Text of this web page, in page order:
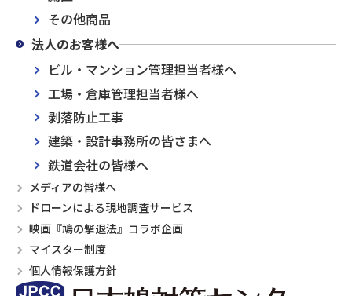
その他商品
法人のお客様へ
ビル・マンション管理担当者様へ
工場・倉庫管理担当者様へ
剥落防止工事
建築・設計事務所の皆さまへ
鉄道会社の皆様へ
メディアの皆様へ
ドローンによる現地調査サービス
映画『鳩の撃退法』コラボ企画
マイスター制度
個人情報保護方針